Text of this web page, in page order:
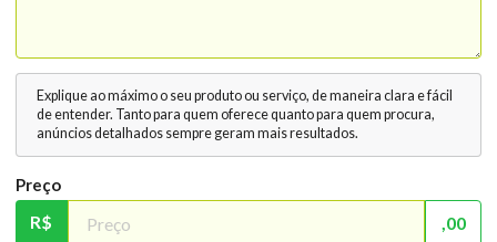
Explique ao máximo o seu produto ou serviço, de maneira clara e fácil
de entender. Tanto para quem oferece quanto para quem procura,
anúncios detalhados sempre geram mais resultados.
Preço
R$ ,00